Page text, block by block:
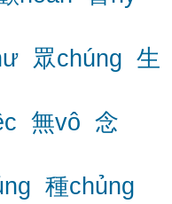
眾chúng 生
無vô 念
種chủng